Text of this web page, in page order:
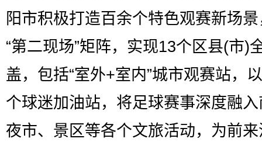
阳市积极打造百余个特色观赛新场
“第二现场”矩阵，实现13个区县(市)
盖，包括“室外+室内”城市观赛站，
个球迷加油站，将足球赛事深度融
夜市、景区等各个文旅活动，为前